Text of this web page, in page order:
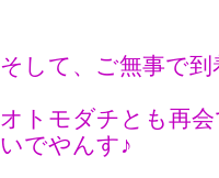
そして、ご無事で
オトモダチとも再
いでやんす♪